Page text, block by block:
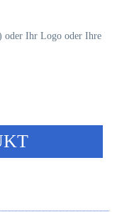
oder Ihr Logo oder Ihre